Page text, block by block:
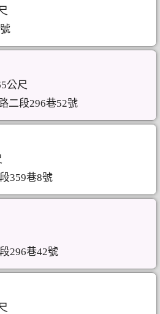
公尺
二段296巷52號
359巷8號
296巷42號